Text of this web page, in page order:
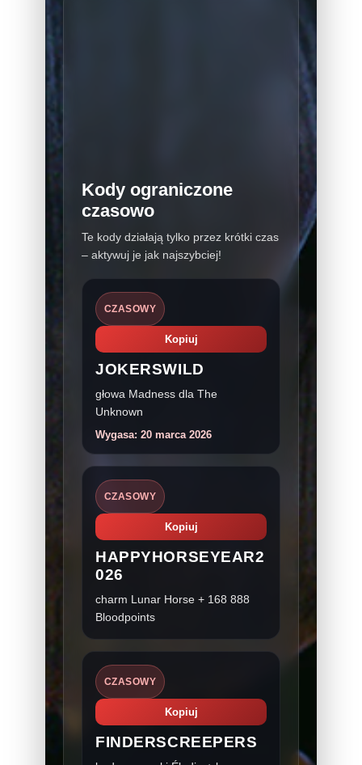
Kody ograniczone
czasowo
Te kody działają tylko przez krótki czas
– aktywuj je jak najszybciej!
CZASOWY
Kopiuj
JOKERSWILD
głowa Madness dla The
Unknown
Wygasa: 20 marca 2026
CZASOWY
Kopiuj
HAPPYHORSEYEAR2
026
charm Lunar Horse + 168 888
Bloodpoints
CZASOWY
Kopiuj
FINDERSCREEPERS